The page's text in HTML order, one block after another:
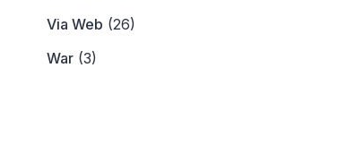
Via Web (26)
War (3)